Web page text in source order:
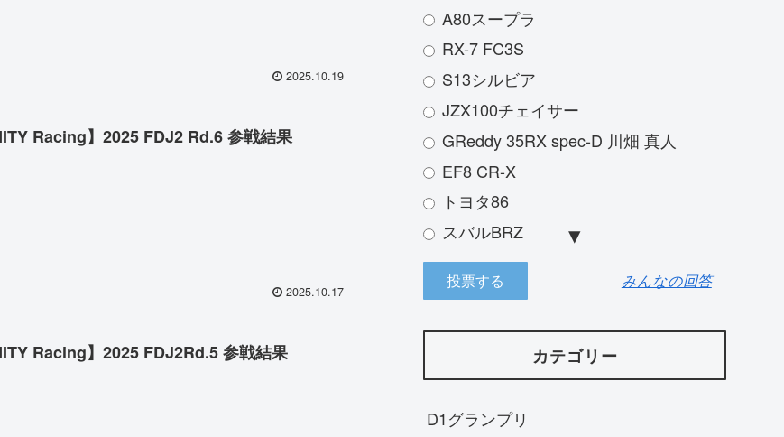
2025.10.19
Racing】2025 FDJ2 Rd.6 参戦結果
2025.10.17
Racing】2025 FDJ2Rd.5 参戦結果
A80スープラ
RX-7 FC3S
S13シルビア
JZX100チェイサー
GReddy 35RX spec-D 川畑 真人
EF8 CR-X
トヨタ86
スバルBRZ
JZX100 マークⅡ
三菱ランサーエボリューション
R33スカイライン
RX-8
NA8Cロードスター
みんなの回答
カテゴリー
D1グランプリ